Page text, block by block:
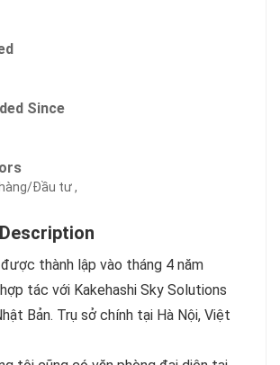
Since
Đầu tư ,
thành lập vào tháng 4 năm
tác với Kakehashi Sky Solutions
Bản. Trụ sở chính tại Hà Nội, Việt